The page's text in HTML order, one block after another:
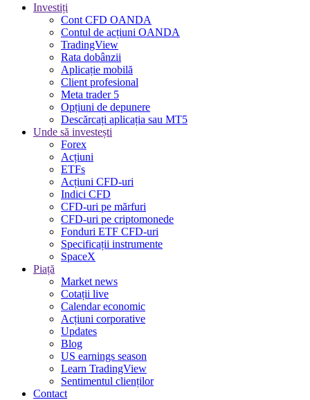
Investiți
Cont CFD OANDA
Contul de acțiuni OANDA
TradingView
Rata dobânzii
Aplicație mobilă
Client profesional
Meta trader 5
Opțiuni de depunere
Descărcați aplicația sau MT5
Unde să investești
Forex
Acțiuni
ETFs
Acțiuni CFD-uri
Indici CFD
CFD-uri pe mărfuri
CFD-uri pe criptomonede
Fonduri ETF CFD-uri
Specificații instrumente
SpaceX
Piață
Market news
Cotații live
Calendar economic
Acțiuni corporative
Updates
Blog
US earnings season
Learn TradingView
Sentimentul clienților
Contact